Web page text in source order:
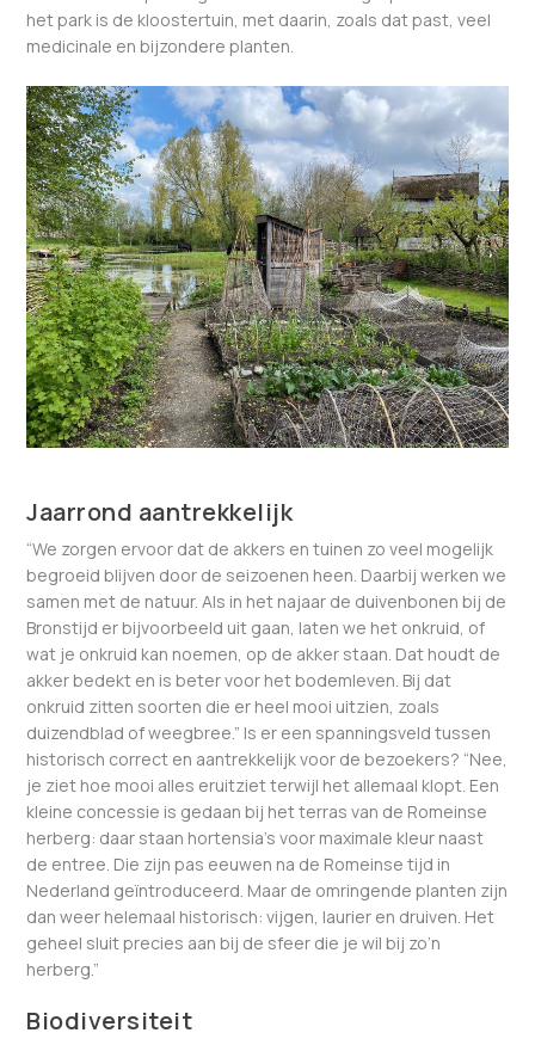
het park is de kloostertuin, met daarin, zoals dat past, veel
medicinale en bijzondere planten.
Jaarrond aantrekkelijk
“We zorgen ervoor dat de akkers en tuinen zo veel mogelijk
begroeid blijven door de seizoenen heen. Daarbij werken we
samen met de natuur. Als in het najaar de duivenbonen bij de
Bronstijd er bijvoorbeeld uit gaan, laten we het onkruid, of
wat je onkruid kan noemen, op de akker staan. Dat houdt de
akker bedekt en is beter voor het bodemleven. Bij dat
onkruid zitten soorten die er heel mooi uitzien, zoals
duizendblad of weegbree.” Is er een spanningsveld tussen
historisch correct en aantrekkelijk voor de bezoekers? “Nee,
je ziet hoe mooi alles eruitziet terwijl het allemaal klopt. Een
kleine concessie is gedaan bij het terras van de Romeinse
herberg: daar staan hortensia’s voor maximale kleur naast
de entree. Die zijn pas eeuwen na de Romeinse tijd in
Nederland geïntroduceerd. Maar de omringende planten zijn
dan weer helemaal historisch: vijgen, laurier en druiven. Het
geheel sluit precies aan bij de sfeer die je wil bij zo’n
herberg.”
Biodiversiteit